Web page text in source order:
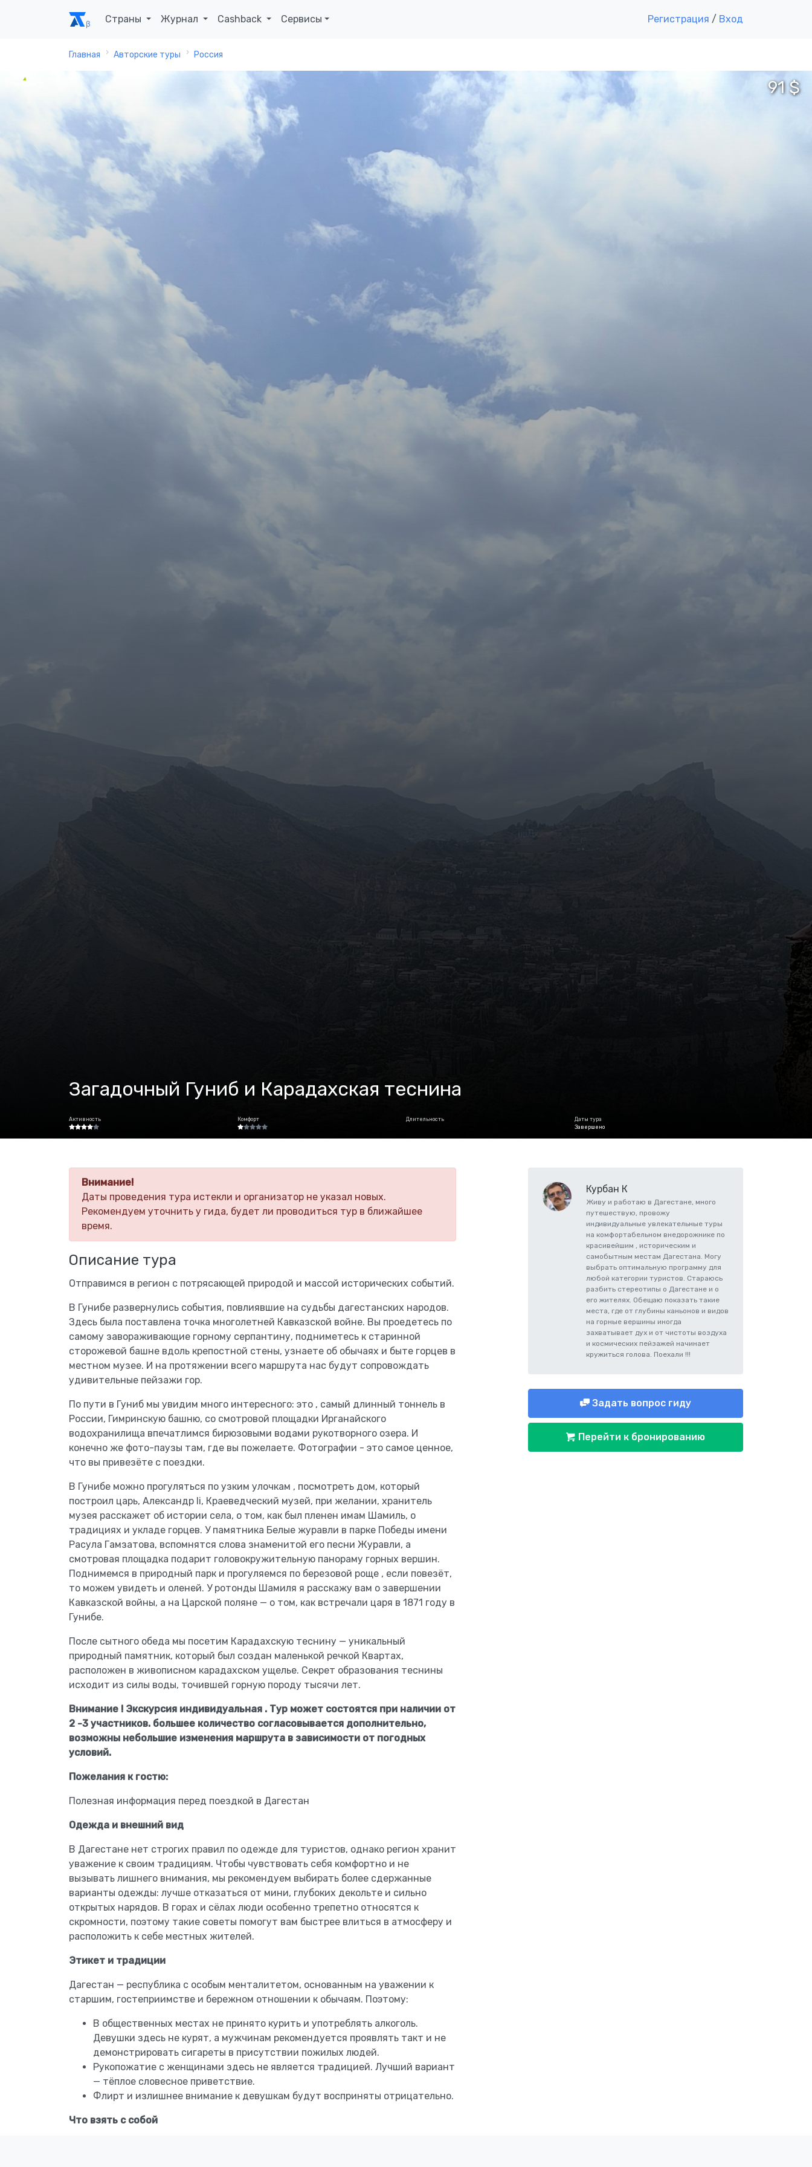
Страны Журнал Cashback Сервисы Регистрация / Вход
Главная Авторские туры Россия
91 $
Загадочный Гуниб и Карадахская теснина
Активность Комфорт Длительность
Даты тура
Завершено
Внимание!
Даты проведения тура истекли и организатор не указал новых.
Рекомендуем уточнить у гида, будет ли проводиться тур в ближайшее
время.
Описание тура
Отправимся в регион с потрясающей природой и массой исторических событий.
В Гунибе развернулись события, повлиявшие на судьбы дагестанских народов.
Здесь была поставлена точка многолетней Кавказской войне. Вы проедетесь по
самому завораживающие горному серпантину, подниметесь к старинной
сторожевой башне вдоль крепостной стены, узнаете об обычаях и быте горцев в
местном музее. И на протяжении всего маршрута нас будут сопровождать
удивительные пейзажи гор.
По пути в Гуниб мы увидим много интересного: это , самый длинный тоннель в
России, Гимринскую башню, со смотровой площадки Ирганайского
водохранилища впечатлимся бирюзовыми водами рукотворного озера. И
конечно же фото-паузы там, где вы пожелаете. Фотографии - это самое ценное,
что вы привезёте с поездки.
В Гунибе можно прогуляться по узким улочкам , посмотреть дом, который
построил царь, Александр Ii, Краеведческий музей, при желании, хранитель
музея расскажет об истории села, о том, как был пленен имам Шамиль, о
традициях и укладе горцев. У памятника Белые журавли в парке Победы имени
Расула Гамзатова, вспомнятся слова знаменитой его песни Журавли, а
смотровая площадка подарит головокружительную панораму горных вершин.
Поднимемся в природный парк и прогуляемся по березовой роще , если повезёт,
то можем увидеть и оленей. У ротонды Шамиля я расскажу вам о завершении
Кавказской войны, а на Царской поляне — о том, как встречали царя в 1871 году в
Гунибе.
После сытного обеда мы посетим Карадахскую теснину — уникальный
природный памятник, который был создан маленькой речкой Квартах,
расположен в живописном карадахском ущелье. Секрет образования теснины
исходит из силы воды, точившей горную породу тысячи лет.
Внимание ! Экскурсия индивидуальная . Тур может состоятся при наличии от
2 -3 участников. большее количество согласовывается дополнительно,
возможны небольшие изменения маршрута в зависимости от погодных
условий.
Пожелания к гостю:
Полезная информация перед поездкой в Дагестан
Одежда и внешний вид
В Дагестане нет строгих правил по одежде для туристов, однако регион хранит
уважение к своим традициям. Чтобы чувствовать себя комфортно и не
вызывать лишнего внимания, мы рекомендуем выбирать более сдержанные
варианты одежды: лучше отказаться от мини, глубоких декольте и сильно
открытых нарядов. В горах и сёлах люди особенно трепетно относятся к
скромности, поэтому такие советы помогут вам быстрее влиться в атмосферу и
расположить к себе местных жителей.
Этикет и традиции
Дагестан — республика с особым менталитетом, основанным на уважении к
старшим, гостеприимстве и бережном отношении к обычаям. Поэтому:
В общественных местах не принято курить и употреблять алкоголь.
Девушки здесь не курят, а мужчинам рекомендуется проявлять такт и не
демонстрировать сигареты в присутствии пожилых людей.
Рукопожатие с женщинами здесь не является традицией. Лучший вариант
— тёплое словесное приветствие.
Флирт и излишнее внимание к девушкам будут восприняты отрицательно.
Что взять с собой
Курбан К
Живу и работаю в Дагестане, много
путешествую, провожу
индивидуальные увлекательные туры
на комфортабельном внедорожнике по
красивейшим , историческим и
самобытным местам Дагестана. Могу
выбрать оптимальную программу для
любой категории туристов. Стараюсь
разбить стереотипы о Дагестане и о
его жителях. Обещаю показать такие
места, где от глубины каньонов и видов
на горные вершины иногда
захватывает дух и от чистоты воздуха
и космических пейзажей начинает
кружиться голова. Поехали !!!
Задать вопрос гиду
Перейти к бронированию